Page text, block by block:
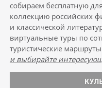
собираем бесплатную
коллекцию российских
и классической
виртуальные туры по
туристические
и выбирайте